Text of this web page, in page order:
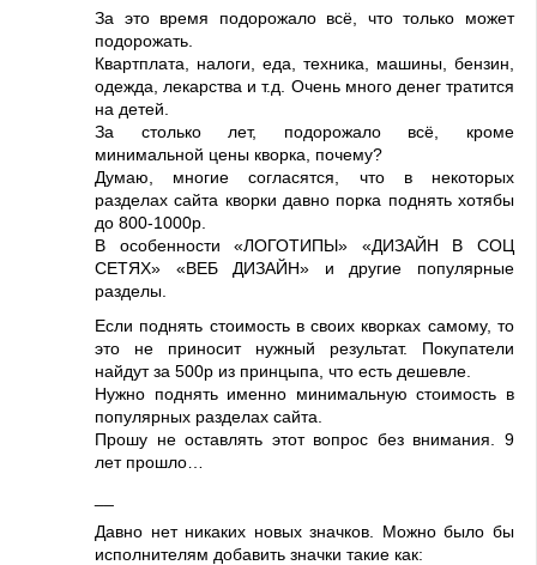
За это время подорожало всё, что только может
подорожать.
Квартплата, налоги, еда, техника, машины, бензин,
одежда, лекарства и т.д. Очень много денег тратится
на детей.
За столько лет, подорожало всё, кроме
минимальной цены кворка, почему?
Думаю, многие согласятся, что в некоторых
разделах сайта кворки давно порка поднять хотябы
до 800-1000р.
В особенности «ЛОГОТИПЫ» «ДИЗАЙН В СОЦ
СЕТЯХ» «ВЕБ ДИЗАЙН» и другие популярные
разделы.
Если поднять стоимость в своих кворках самому, то
это не приносит нужный результат. Покупатели
найдут за 500р из принцыпа, что есть дешевле.
Нужно поднять именно минимальную стоимость в
популярных разделах сайта.
Прошу не оставлять этот вопрос без внимания. 9
лет прошло…
Давно нет никаких новых значков. Можно было бы
исполнителям добавить значки такие как: